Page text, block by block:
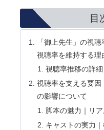
目
「御上先生」の視
視聴率を維持する理
視聴率推移の詳細
視聴率を支える要
の影響について
脚本の魅力｜リ
キャストの実力